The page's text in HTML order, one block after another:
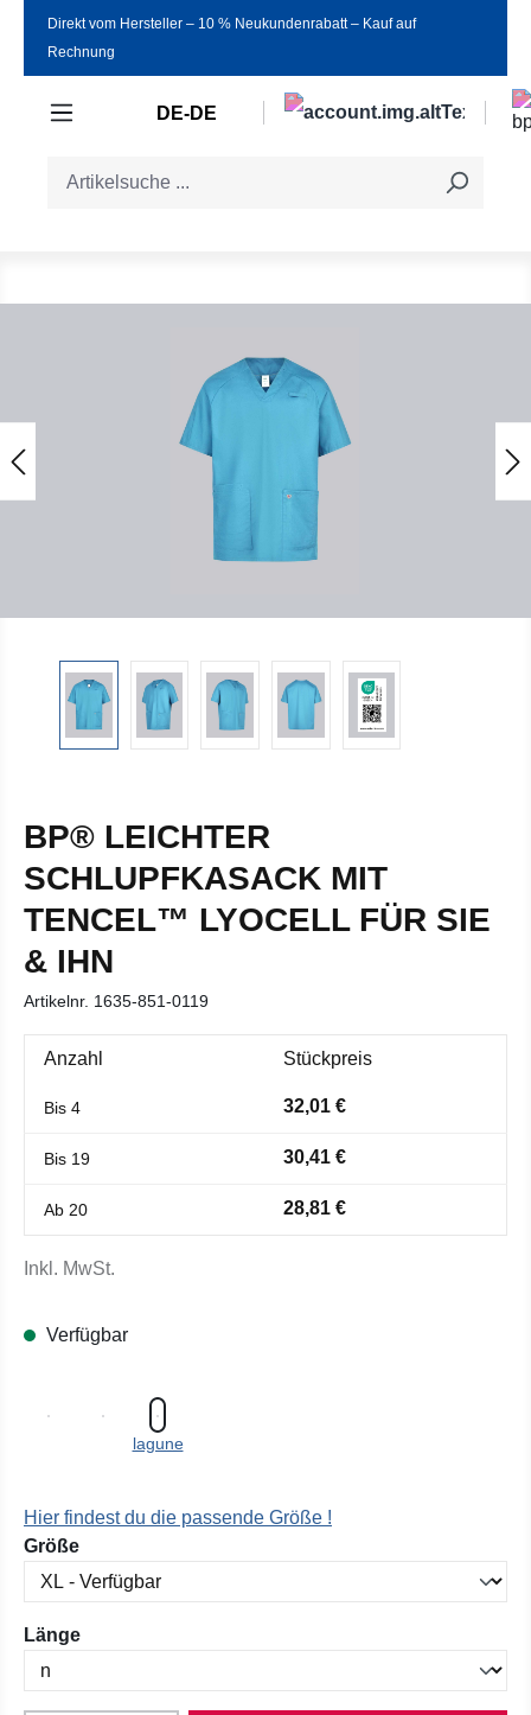
Zum Hauptinhalt springen
Direkt vom Hersteller ‒ 10 % Neukundenrabatt ‒ Kauf auf
Rechnung
DE-DE
BP® LEICHTER
SCHLUPFKASACK MIT
TENCEL™ LYOCELL FÜR SIE
& IHN
Artikelnr. 1635-851-0119
Anzahl Stückpreis
Bis 4 32,01 €
Bis 19 30,41 €
Ab 20 28,81 €
Inkl. MwSt.
Verfügbar
lagune
Hier findest du die passende Größe !
Größeauswählen
Längeauswählen